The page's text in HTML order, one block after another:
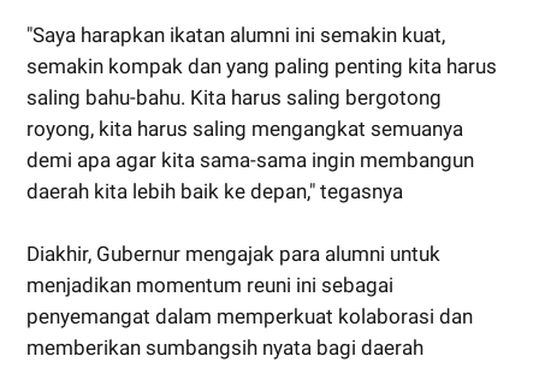
"Saya harapkan ikatan alumni ini semakin kuat,
semakin kompak dan yang paling penting kita harus
saling bahu-bahu. Kita harus saling bergotong
royong, kita harus saling mengangkat semuanya
demi apa agar kita sama-sama ingin membangun
daerah kita lebih baik ke depan," tegasnya
Diakhir, Gubernur mengajak para alumni untuk
menjadikan momentum reuni ini sebagai
penyemangat dalam memperkuat kolaborasi dan
memberikan sumbangsih nyata bagi daerah